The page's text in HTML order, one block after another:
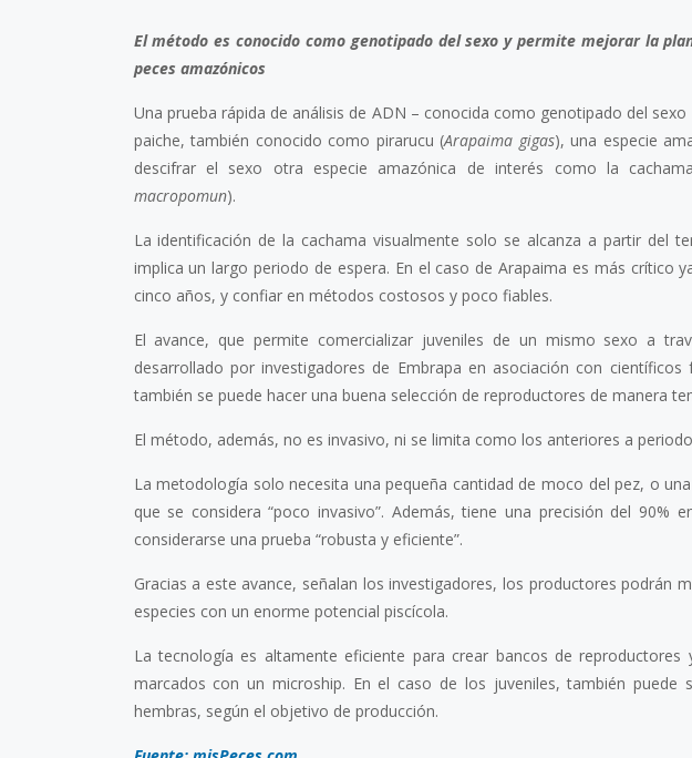
El método es conocido como genotipado del sexo y permite mejorar la
peces amazónicos
Una prueba rápida de análisis de ADN – conocida como genotipado del
paiche, también conocido como pirarucu (Arapaima gigas), una especie
descifrar el sexo otra especie amazónica de interés como la
macropomun).
La identificación de la cachama visualmente solo se alcanza a partir del
implica un largo periodo de espera. En el caso de Arapaima es más crítico
cinco años, y confiar en métodos costosos y poco fiables.
El avance, que permite comercializar juveniles de un mismo sexo a
desarrollado por investigadores de Embrapa en asociación con
también se puede hacer una buena selección de reproductores de manera
El método, además, no es invasivo, ni se limita como los anteriores a
La metodología solo necesita una pequeña cantidad de moco del pez, o
que se considera “poco invasivo”. Además, tiene una precisión del
considerarse una prueba “robusta y eficiente”.
Gracias a este avance, señalan los investigadores, los productores podrán
especies con un enorme potencial piscícola.
La tecnología es altamente eficiente para crear bancos de
marcados con un microship. En el caso de los juveniles, también
hembras, según el objetivo de producción.